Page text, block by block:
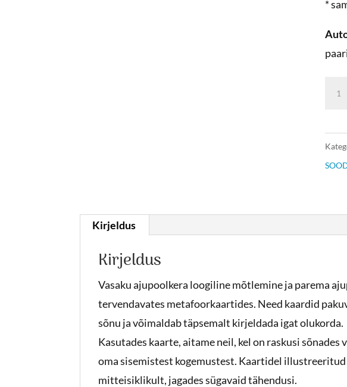
*
Kirjeldus
Kirjeldus
Vasaku ajupoolkera loogiline mõtlemine ja parema
tervendavates metafoorkaartides. Need kaardid
sõnu ja võimaldab täpsemalt kirjeldada igat olukorda.
Kasutades kaarte, aitame neil, kel on raskusi
oma sisemistest kogemustest. Kaartidel
mitteisiklikult, jagades sügavaid tähendusi.